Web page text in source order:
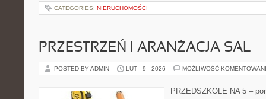
CATEGORIES: NIERUCHOMOŚCI
PRZESTRZEŃ I ARANŻACJA SAL
POSTED BY ADMIN LUT - 9 - 2026 MOŻLIWOŚĆ
PRZEDSZKOLE NA 5 –